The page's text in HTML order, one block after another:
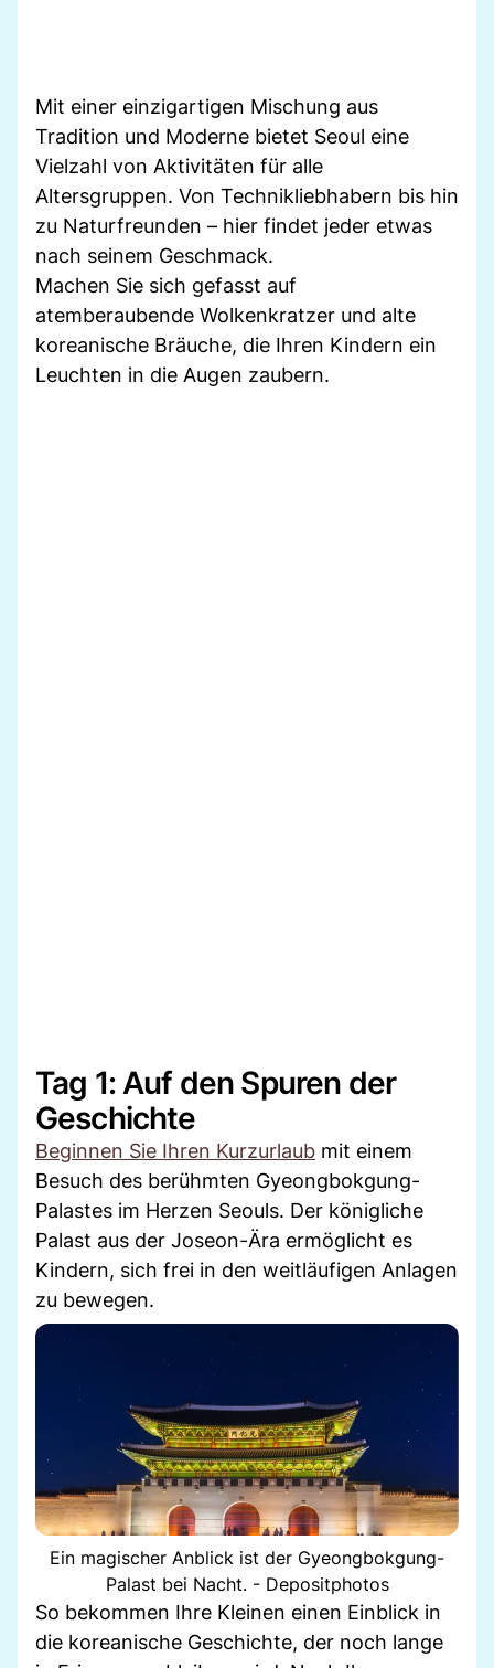
Mit einer einzigartigen Mischung aus
Tradition und Moderne bietet Seoul eine
Vielzahl von Aktivitäten für alle
Altersgruppen. Von Technikliebhabern bis hin
zu Naturfreunden – hier findet jeder etwas
nach seinem Geschmack.
Machen Sie sich gefasst auf
atemberaubende Wolkenkratzer und alte
koreanische Bräuche, die Ihren Kindern ein
Leuchten in die Augen zaubern.
Tag 1: Auf den Spuren der
Geschichte
Beginnen Sie Ihren Kurzurlaub mit einem
Besuch des berühmten Gyeongbokgung-
Palastes im Herzen Seouls. Der königliche
Palast aus der Joseon-Ära ermöglicht es
Kindern, sich frei in den weitläufigen Anlagen
zu bewegen.
Ein magischer Anblick ist der Gyeongbokgung-
Palast bei Nacht. - Depositphotos
So bekommen Ihre Kleinen einen Einblick in
die koreanische Geschichte, der noch lange